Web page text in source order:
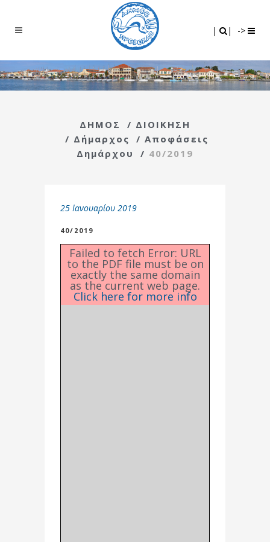
| | ->
ΔΗΜΟΣ / ΔΙΟΙΚΗΣΗ
/ Δήμαρχος / Αποφάσεις
Δημάρχου
/ 40/2019
25 Ιανουαρίου 2019
40/2019
Failed to fetch Error: URL
to the PDF file must be on
exactly the same domain
as the current web page.
Click here for more info